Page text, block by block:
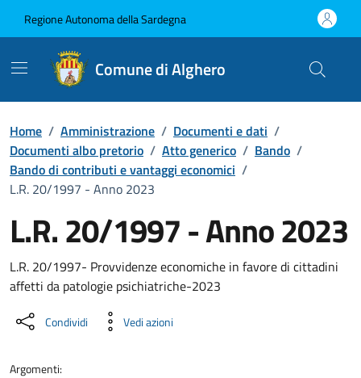
Regione Autonoma della Sardegna
Comune di Alghero
Home / Amministrazione / Documenti e dati /
Documenti albo pretorio / Atto generico / Bando /
Bando di contributi e vantaggi economici /
L.R. 20/1997 - Anno 2023
L.R. 20/1997 - Anno 2023
Dettaglio del documento
L.R. 20/1997- Provvidenze economiche in favore di cittadini
affetti da patologie psichiatriche-2023
Condividi Vedi azioni
Argomenti: